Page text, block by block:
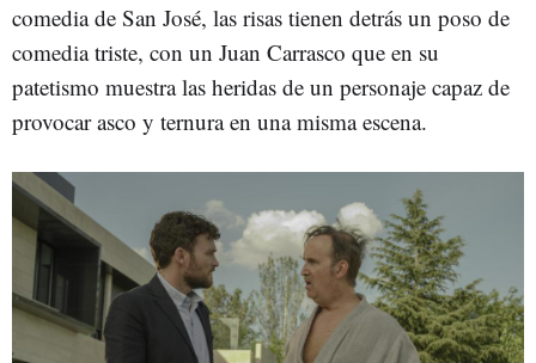
comedia de San José, las risas tienen detrás un poso de
comedia triste, con un Juan Carrasco que en su
patetismo muestra las heridas de un personaje capaz de
provocar asco y ternura en una misma escena.